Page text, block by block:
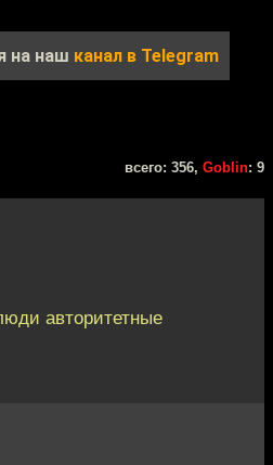
на наш канал в Telegram
всего: 356, Goblin: 9
авторитетные